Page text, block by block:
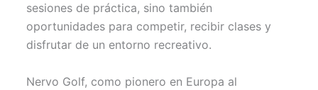
sesiones de práctica, sino también
oportunidades para competir, recibir clases y
disfrutar de un entorno recreativo.
Nervo Golf, como pionero en Europa al